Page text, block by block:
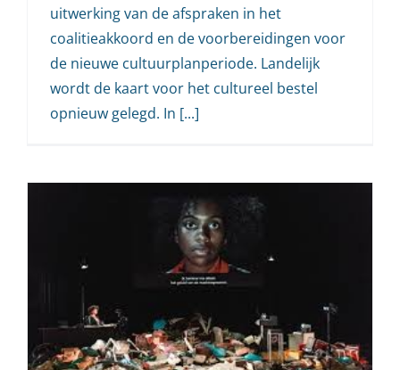
uitwerking van de afspraken in het
coalitieakkoord en de voorbereidingen voor
de nieuwe cultuurplanperiode. Landelijk
wordt de kaart voor het cultureel bestel
opnieuw gelegd. In [...]